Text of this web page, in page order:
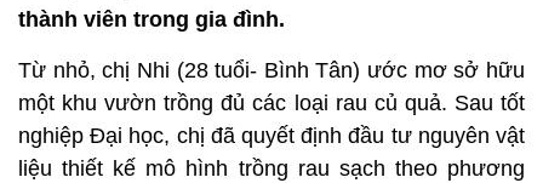
thành viên trong gia đình.
Từ nhỏ, chị Nhi (28 tuổi- Bình Tân) ước mơ sở hữu
một khu vườn trồng đủ các loại rau củ quả. Sau tốt
nghiệp Đại học, chị đã quyết định đầu tư nguyên vật
liệu thiết kế mô hình trồng rau sạch theo phương